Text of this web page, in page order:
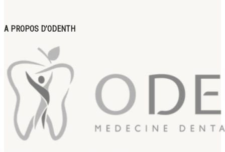
A PROPOS D’ODENTH